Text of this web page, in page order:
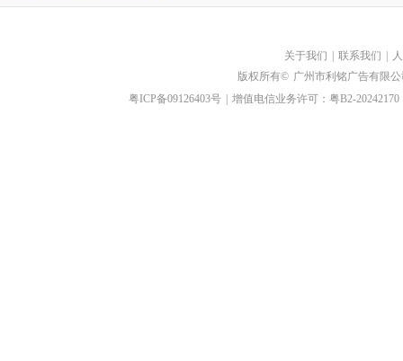
关于我们 联系我们
版权所有© 广州市利铭广告有限
粤ICP备09126403号 | 增值电信业务许可：粤B2-20242170